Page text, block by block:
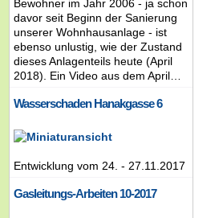
Bewohner im Jahr 2006 - ja schon
davor seit Beginn der Sanierung
unserer Wohnhausanlage - ist
ebenso unlustig, wie der Zustand
dieses Anlagenteils heute (April
2018). Ein Video aus dem April…
Wasserschaden Hanakgasse 6
Entwicklung vom 24. - 27.11.2017
Gasleitungs-Arbeiten 10-2017